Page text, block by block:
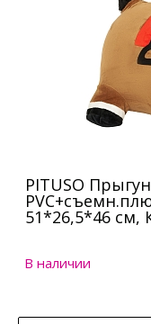
PITUSO
51*26,5*46 см,
В наличии